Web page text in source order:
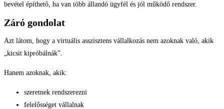
bevétel építhető, ha van több állandó ügyfél és jól működő rendszer.
Záró gondolat
Azt látom, hogy a virtuális asszisztens vállalkozás nem azoknak való, akik
„kicsit kipróbálnák”.
Hanem azoknak, akik:
szeretnek rendszerezni
felelősséget vállalnak